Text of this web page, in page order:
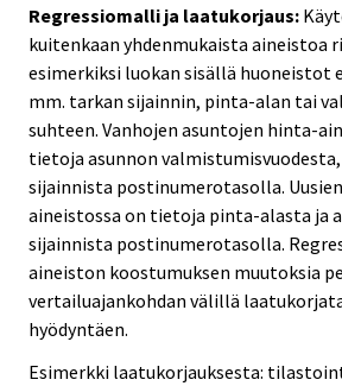
Regressiomalli ja laatukorjaus:
kuitenkaan yhdenmukaista aineistoa
esimerkiksi luokan sisällä huoneistot
mm. tarkan sijainnin, pinta-alan tai
suhteen. Vanhojen asuntojen hinta-
tietoja asunnon
sijainnista postinumerotasolla.
aineistossa on tietoja pinta-alasta ja
sijainnista postinumerotasolla.
aineiston koostumuksen muutoksia
vertailuajankohdan välillä
hyödyntäen.
Esimerkki laatukorjauksesta: